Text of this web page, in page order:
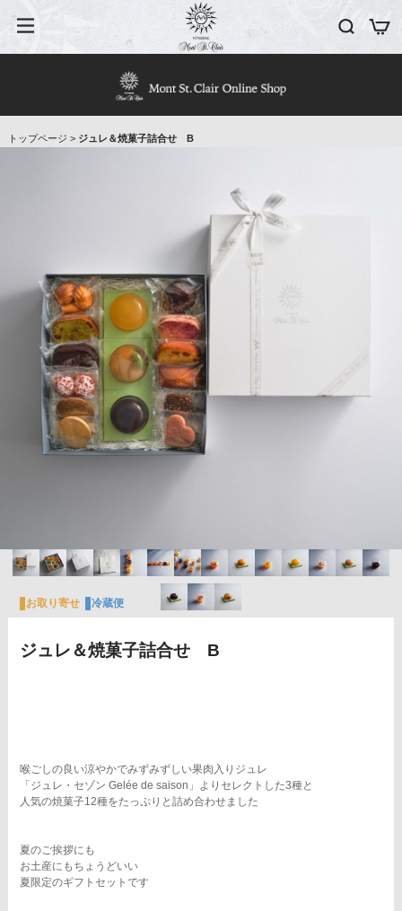
トップページ > ジュレ＆焼菓子詰合せ B
ジュレ＆焼菓子詰合せ B
お取り寄せ 冷蔵便 のし
喉ごしの良い涼やかでみずみずしい果肉入りジュレ
「ジュレ・セゾン Gelée de saison」よりセレクトした3種と
人気の焼菓子12種をたっぷりと詰め合わせました
夏のご挨拶にも
お土産にもちょうどいい
夏限定のギフトセットです